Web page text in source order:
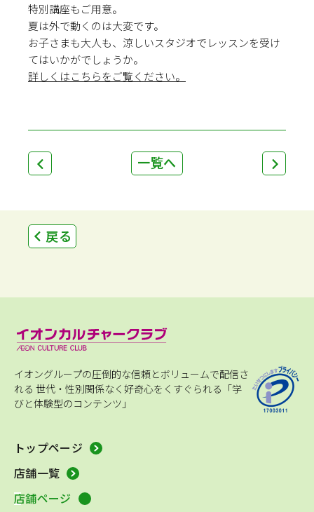
特別講座もご用意。
夏は外で動くのは大変です。
お子さまも大人も、涼しいスタジオでレッスンを受け
てはいかがでしょうか。
詳しくはこちらをご覧ください。
一覧へ
戻る
イオングループの圧倒的な信頼とボリュームで配信さ
れる 世代・性別関係なく好奇心をくすぐられる「学
びと体験型のコンテンツ」
トップページ
店舗一覧
店舗ページ